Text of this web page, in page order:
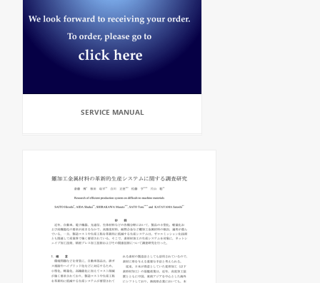
SERVICE MANUAL